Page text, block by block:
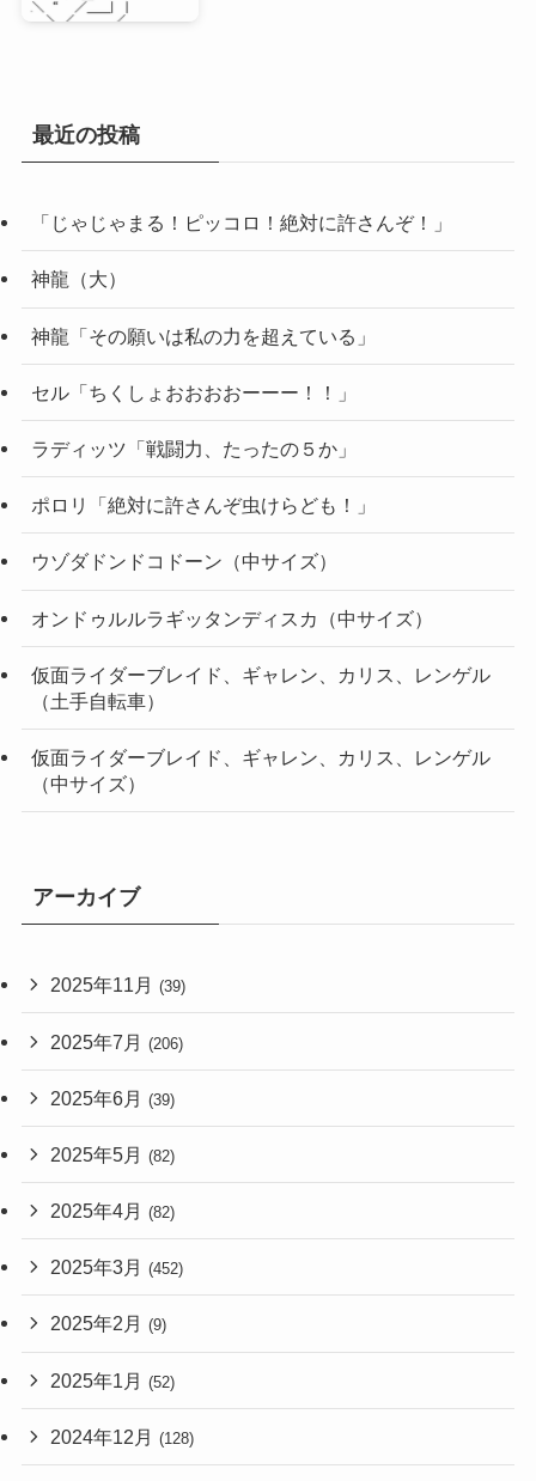
最近の投稿
「じゃじゃまる！ピッコロ！絶対に許さんぞ！」
神龍（大）
神龍「その願いは私の力を超えている」
セル「ちくしょおおおおーーー！！」
ラディッツ「戦闘力、たったの５か」
ポロリ「絶対に許さんぞ虫けらども！」
ウゾダドンドコドーン（中サイズ）
オンドゥルルラギッタンディスカ（中サイズ）
仮面ライダーブレイド、ギャレン、カリス、レンゲル
（土手自転車）
仮面ライダーブレイド、ギャレン、カリス、レンゲル
（中サイズ）
アーカイブ
2025年11月 (39)
2025年7月 (206)
2025年6月 (39)
2025年5月 (82)
2025年4月 (82)
2025年3月 (452)
2025年2月 (9)
2025年1月 (52)
2024年12月 (128)